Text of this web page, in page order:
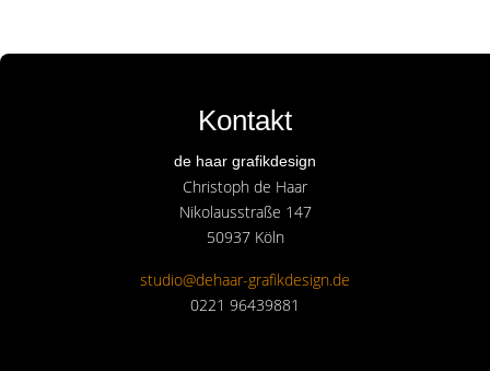
Kontakt
de haar grafikdesign
Christoph de Haar
Nikolausstraße 147
50937 Köln
studio@dehaar-grafikdesign.de
0221 96439881